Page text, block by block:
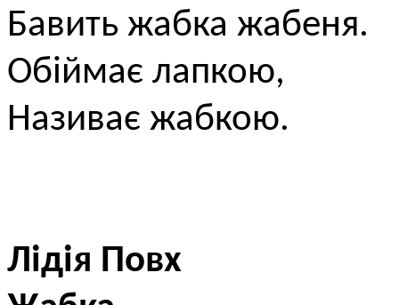
Бавить жабка жабеня.
Обіймає лапкою,
Називає жабкою.
Лідія Повх